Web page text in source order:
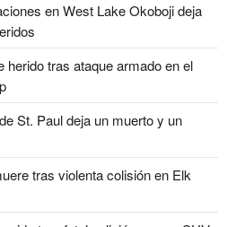
en West Lake Okoboji deja
herido tras ataque armado en el
St. Paul deja un muerto y un
tras violenta colisión en Elk